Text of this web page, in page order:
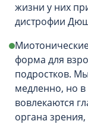
жизни у них
дистрофии
форма для
подростков.
медленно, но в
вовлекаются
органа